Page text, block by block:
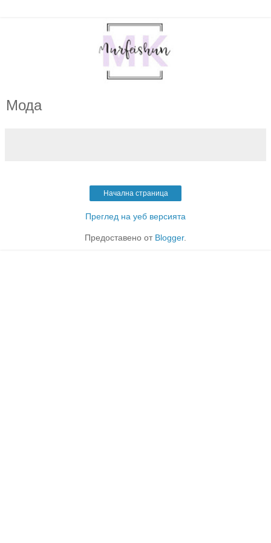
Мода
Начална страница
Преглед на уеб версията
Предоставено от Blogger.